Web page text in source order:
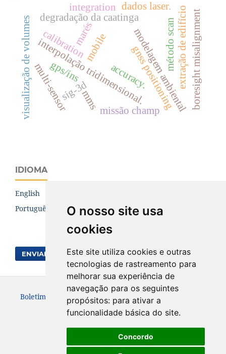
O nosso site usa
cookies
Este site utiliza cookies e outras
tecnologias de rastreamento para
melhorar sua experiência de
navegação para os seguintes
propósitos: para ativar a
funcionalidade básica do site.
Concordo
gnss positioning
mobile
marés
interpolação tridimensional.
sig-3d
visualização de volumes degradação da caatinga
modelagem ambiental
multi-sensor
integration extração de edifício
accuracy.
calibration
mms
gps/ins boresight misalignment
missão champ
dados laser.
m
é
t
o
d
o
s
c
a
n
IDIOMA
English
Português (Brasil)
ENVIAR SUBMISSÃO
Boletim de Ciências Geodésicas. ISSN: 1982-2170